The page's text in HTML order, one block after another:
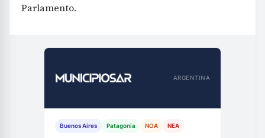
Parlamento.
ARGENTINA
Buenos Aires Patagonia NOA NEA